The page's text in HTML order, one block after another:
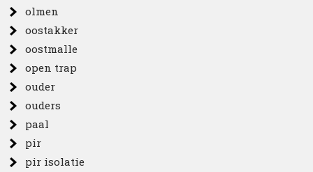
olmen
oostakker
oostmalle
open trap
ouder
ouders
paal
pir
pir isolatie